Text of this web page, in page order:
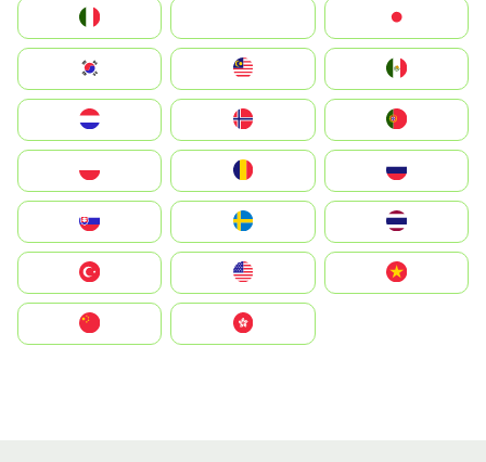
South Korea
United States
中國香港特別行政區